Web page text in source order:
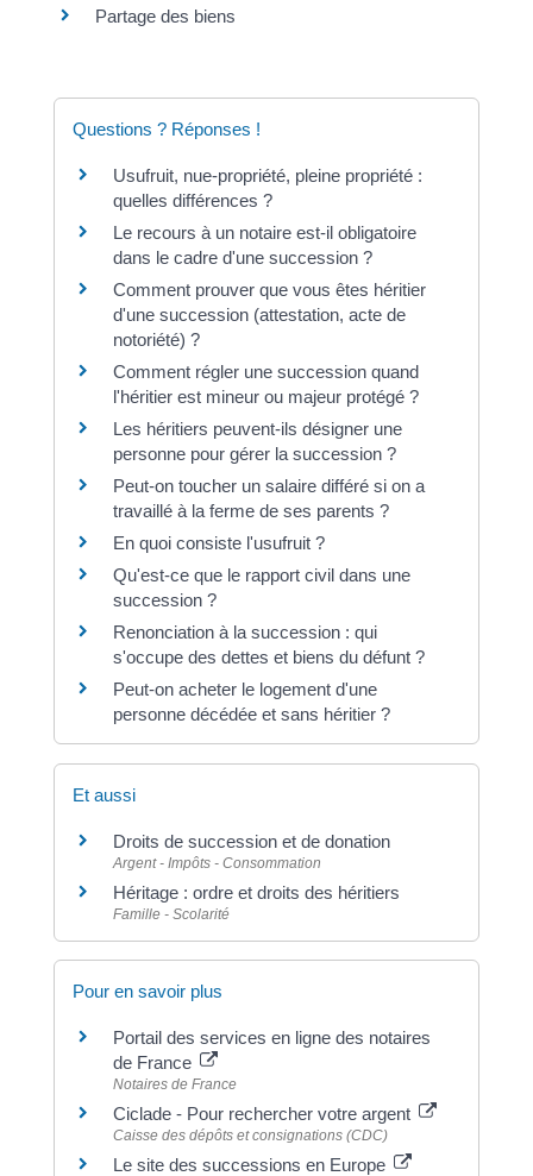
Partage des biens
Questions ? Réponses !
Usufruit, nue-propriété, pleine propriété :
quelles différences ?
Le recours à un notaire est-il obligatoire
dans le cadre d'une succession ?
Comment prouver que vous êtes héritier
d'une succession (attestation, acte de
notoriété) ?
Comment régler une succession quand
l'héritier est mineur ou majeur protégé ?
Les héritiers peuvent-ils désigner une
personne pour gérer la succession ?
Peut-on toucher un salaire différé si on a
travaillé à la ferme de ses parents ?
En quoi consiste l'usufruit ?
Qu'est-ce que le rapport civil dans une
succession ?
Renonciation à la succession : qui
s'occupe des dettes et biens du défunt ?
Peut-on acheter le logement d'une
personne décédée et sans héritier ?
Et aussi
Droits de succession et de donation
Argent - Impôts - Consommation
Héritage : ordre et droits des héritiers
Famille - Scolarité
Pour en savoir plus
Portail des services en ligne des notaires
de France
Notaires de France
Ciclade - Pour rechercher votre argent
Caisse des dépôts et consignations (CDC)
Le site des successions en Europe